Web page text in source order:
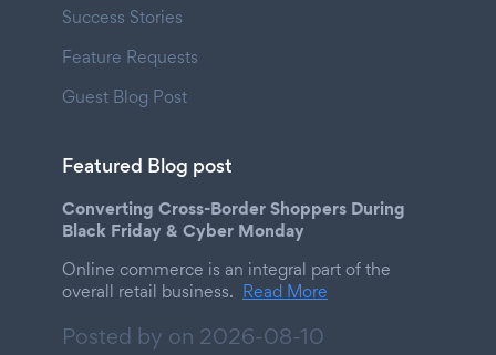
Success Stories
Feature Requests
Guest Blog Post
Featured Blog post
Converting Cross-Border Shoppers During
Black Friday & Cyber Monday
Online commerce is an integral part of the
overall retail business. Read More
Posted by on 2026-08-10